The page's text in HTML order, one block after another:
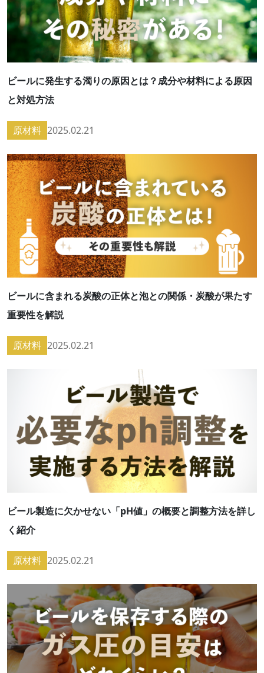
ビールに発生する濁りの原因とは？成分や材料による原因
と対処方法
原材料 2025.02.21
ビールに含まれる炭酸の正体と泡との関係・炭酸が果たす
重要性を解説
原材料 2025.02.21
ビール製造に欠かせない「pH値」の概要と調整方法を詳し
く紹介
原材料 2025.02.21